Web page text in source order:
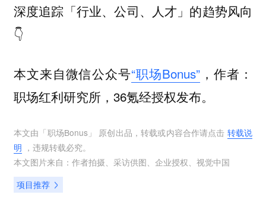
深度追踪 「行业、公司、人才」 的趋势风向
👇
本文来自微信公众号“职场Bonus” ，作者：
职场红利研究所，36氪经授权发布。
本文由「职场Bonus」 原创出品，转载或内容合作请点击 转载说
明 ，违规转载必究。
本文图片来自： 作者拍摄、 采访供图、 企业授权、 视觉中国
项目推荐